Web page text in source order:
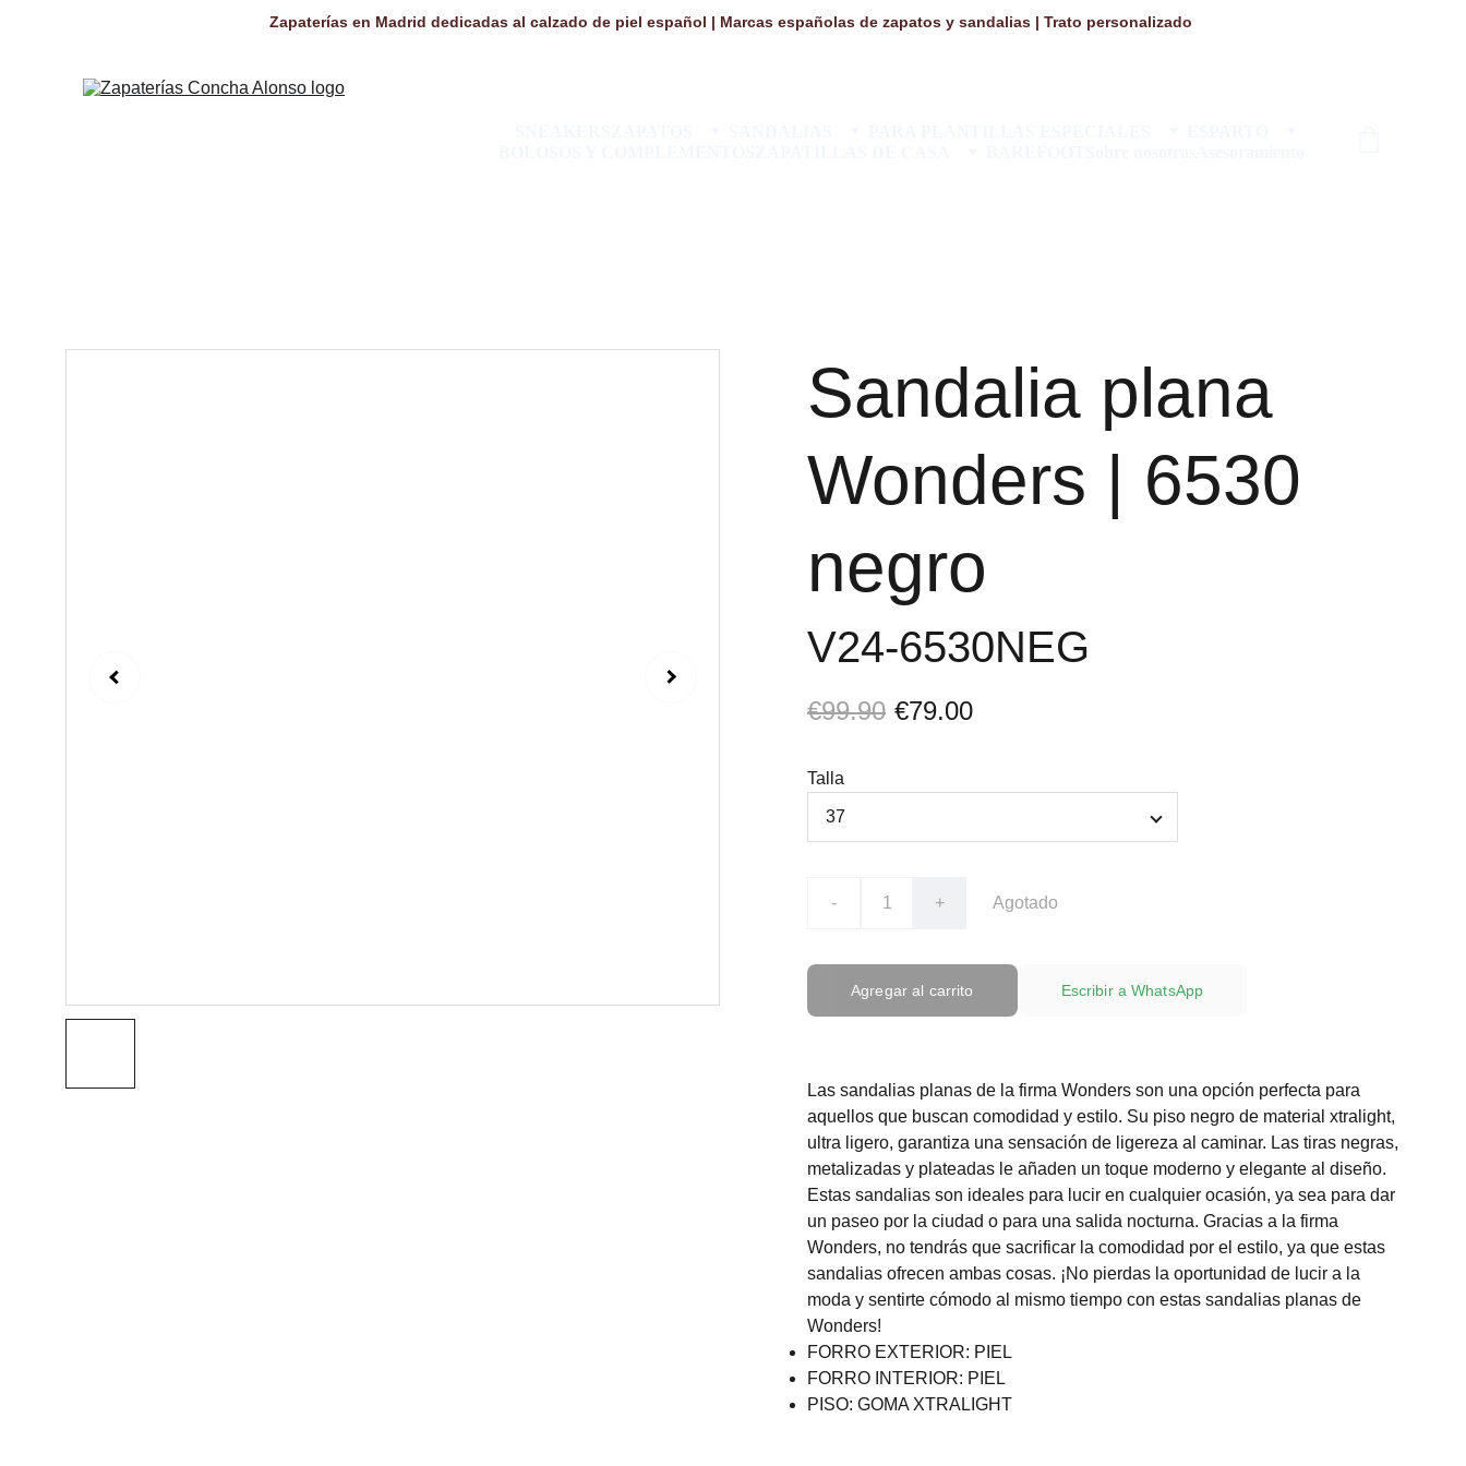
Zapaterías en Madrid dedicadas al calzado de piel español | Marcas españolas de zapatos y sandalias | Trato personalizado
Sandalia plana
Wonders | 6530
negro
V24-6530NEG
€99.90 €79.00
Talla
- + Agotado
Agregar al carrito Escribir a WhatsApp
Las sandalias planas de la firma Wonders son una opción perfecta para
aquellos que buscan comodidad y estilo. Su piso negro de material xtralight,
ultra ligero, garantiza una sensación de ligereza al caminar. Las tiras negras,
metalizadas y plateadas le añaden un toque moderno y elegante al diseño.
Estas sandalias son ideales para lucir en cualquier ocasión, ya sea para dar
un paseo por la ciudad o para una salida nocturna. Gracias a la firma
Wonders, no tendrás que sacrificar la comodidad por el estilo, ya que estas
sandalias ofrecen ambas cosas. ¡No pierdas la oportunidad de lucir a la
moda y sentirte cómodo al mismo tiempo con estas sandalias planas de
Wonders!
FORRO EXTERIOR: PIEL
FORRO INTERIOR: PIEL
PISO: GOMA XTRALIGHT